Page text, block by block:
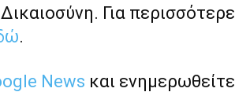
Για
.
News και